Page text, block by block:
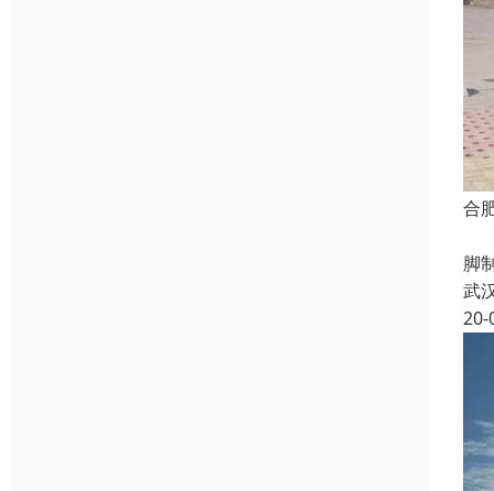
合
脚
武
20-